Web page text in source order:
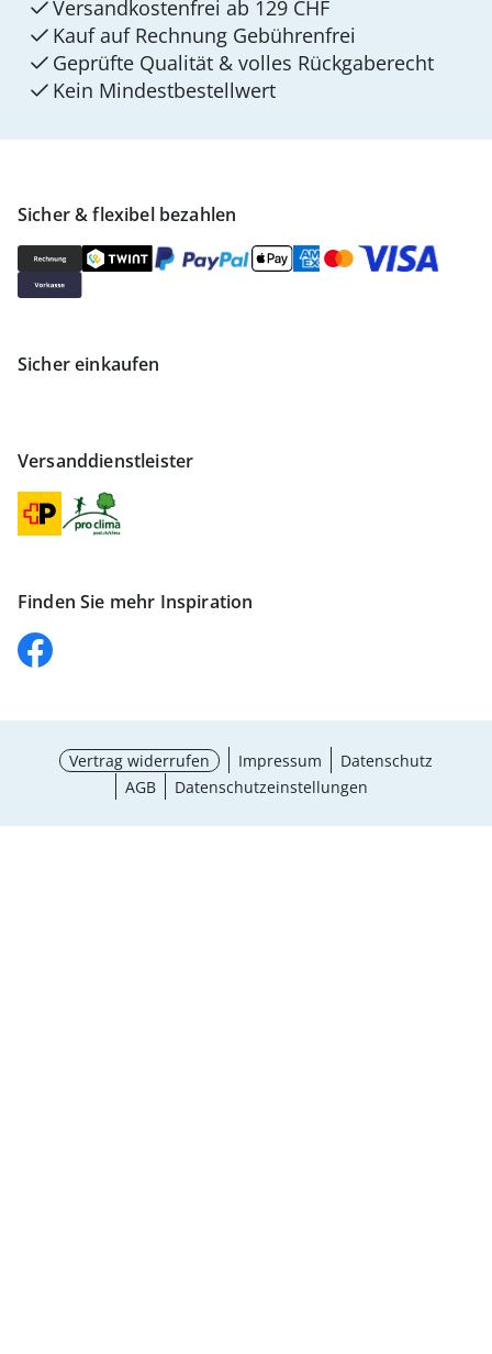
Sicher & flexibel bezahlen
Sicher einkaufen
Versanddienstleister
Finden Sie mehr Inspiration
Versandkostenfrei ab 129 CHF
Kauf auf Rechnung Gebührenfrei
Geprüfte Qualität & volles Rückgaberecht
Kein Mindest­bestellwert
Vertrag widerrufen Impressum
Datenschutz
AGB
Datenschutzeinstellungen